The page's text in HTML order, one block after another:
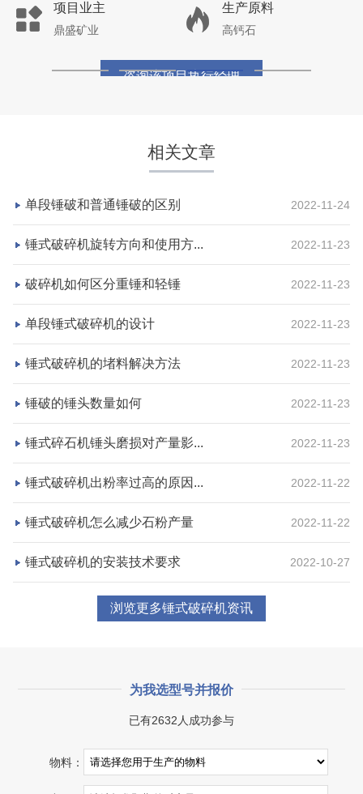
项目业主
鼎盛矿业
生产原料
高钙石
咨询该项目执行经理
湖北省宜昌市砂石集并日产一万吨砂石料生产线
项目坐标
项目业主
砂石集并中心
咨询该项目执行经理
相关文章
单段锤破和普通锤破的区别 2022-11-24
锤式破碎机旋转方向和使用方... 2022-11-23
破碎机如何区分重锤和轻锤 2022-11-23
单段锤式破碎机的设计 2022-11-23
锤式破碎机的堵料解决方法 2022-11-23
锤破的锤头数量如何 2022-11-23
锤式碎石机锤头磨损对产量影... 2022-11-23
锤式破碎机出粉率过高的原因... 2022-11-22
锤式破碎机怎么减少石粉产量 2022-11-22
锤式破碎机的安装技术要求 2022-10-27
浏览更多锤式破碎机资讯
为我选型号并报价
已有2632人成功参与
物料：